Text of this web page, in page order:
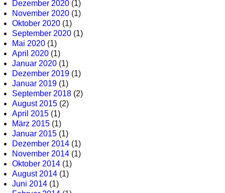
Dezember 2020 (1)
November 2020 (1)
Oktober 2020 (1)
September 2020 (1)
Mai 2020 (1)
April 2020 (1)
Januar 2020 (1)
Dezember 2019 (1)
Januar 2019 (1)
September 2018 (2)
August 2015 (2)
April 2015 (1)
März 2015 (1)
Januar 2015 (1)
Dezember 2014 (1)
November 2014 (1)
Oktober 2014 (1)
August 2014 (1)
Juni 2014 (1)